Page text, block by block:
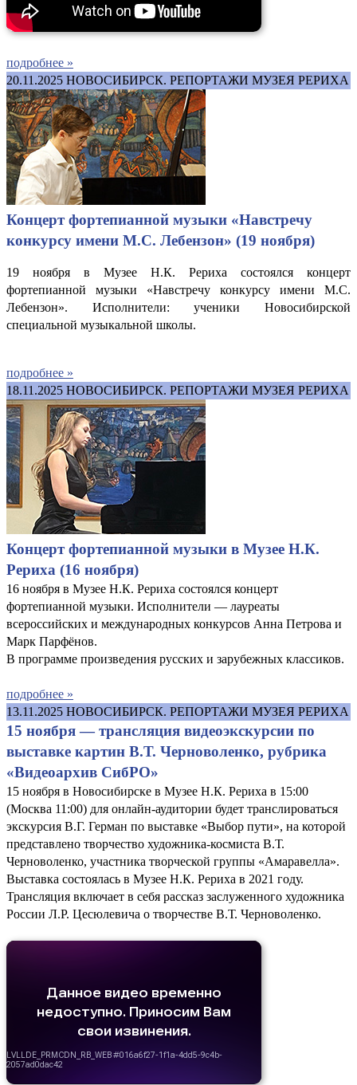
подробнее »
20.11.2025 НОВОСИБИРСК. РЕПОРТАЖИ МУЗЕЯ РЕРИХА
Концерт фортепианной музыки «Навстречу
конкурсу имени М.С. Лебензон» (19 ноября)
19 ноября в Музее Н.К. Рериха состоялся концерт
фортепианной музыки «Навстречу конкурсу имени М.С.
Лебензон». Исполнители: ученики Новосибирской
специальной музыкальной школы.
подробнее »
18.11.2025 НОВОСИБИРСК. РЕПОРТАЖИ МУЗЕЯ РЕРИХА
Концерт фортепианной музыки в Музее Н.К.
Рериха (16 ноября)
16 ноября в Музее Н.К. Рериха состоялся концерт
фортепианной музыки. Исполнители — лауреаты
всероссийских и международных конкурсов Анна Петрова и
Марк Парфёнов.
В программе произведения русских и зарубежных классиков.
подробнее »
13.11.2025 НОВОСИБИРСК. РЕПОРТАЖИ МУЗЕЯ РЕРИХА
15 ноября — трансляция видеоэкскурсии по
выставке картин В.Т. Черноволенко, рубрика
«Видеоархив СибРО»
15 ноября в Новосибирске в Музее Н.К. Рериха в 15:00
(Москва 11:00) для онлайн-аудитории будет транслироваться
экскурсия В.Г. Герман по выставке «Выбор пути», на которой
представлено творчество художника-космиста В.Т.
Черноволенко, участника творческой группы «Амаравелла».
Выставка состоялась в Музее Н.К. Рериха в 2021 году.
Трансляция включает в себя рассказ заслуженного художника
России Л.Р. Цесюлевича о творчестве В.Т. Черноволенко.